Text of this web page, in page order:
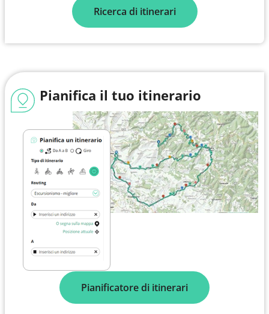
Ricerca di itinerari
Pianifica il tuo itinerario
Pianificatore di itinerari